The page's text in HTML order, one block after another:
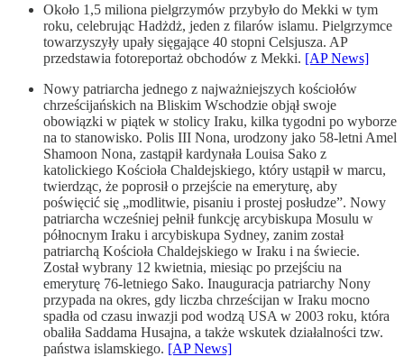
Około 1,5 miliona pielgrzymów przybyło do Mekki w tym
roku, celebrując Hadżdż, jeden z filarów islamu. Pielgrzymce
towarzyszyły upały sięgające 40 stopni Celsjusza. AP
przedstawia fotoreportaż obchodów z Mekki. [AP News]
Nowy patriarcha jednego z najważniejszych kościołów
chrześcijańskich na Bliskim Wschodzie objął swoje
obowiązki w piątek w stolicy Iraku, kilka tygodni po wyborze
na to stanowisko. Polis III Nona, urodzony jako 58-letni Amel
Shamoon Nona, zastąpił kardynała Louisa Sako z
katolickiego Kościoła Chaldejskiego, który ustąpił w marcu,
twierdząc, że poprosił o przejście na emeryturę, aby
poświęcić się „modlitwie, pisaniu i prostej posłudze”. Nowy
patriarcha wcześniej pełnił funkcję arcybiskupa Mosulu w
północnym Iraku i arcybiskupa Sydney, zanim został
patriarchą Kościoła Chaldejskiego w Iraku i na świecie.
Został wybrany 12 kwietnia, miesiąc po przejściu na
emeryturę 76-letniego Sako. Inauguracja patriarchy Nony
przypada na okres, gdy liczba chrześcijan w Iraku mocno
spadła od czasu inwazji pod wodzą USA w 2003 roku, która
obaliła Saddama Husajna, a także wskutek działalności tzw.
państwa islamskiego. [AP News]